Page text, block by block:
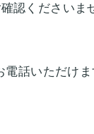
認くださいま
電話いただけま